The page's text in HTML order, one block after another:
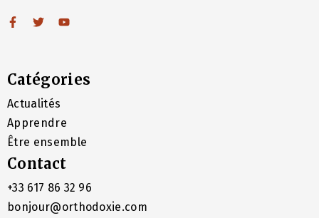
Catégories
Actualités
Apprendre
Être ensemble
Contact
+33 617 86 32 96
bonjour@orthodoxie.com